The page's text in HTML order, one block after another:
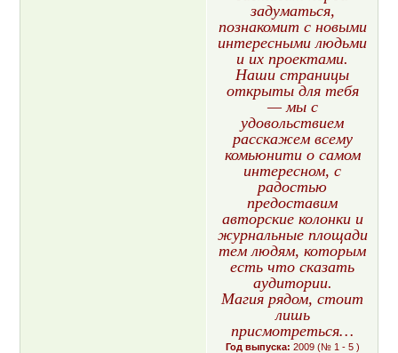
задуматься,
познакомит с новыми
интересными людьми
и их проектами.
Наши страницы
открыты для тебя
— мы с
удовольствием
расскажем всему
комьюнити о самом
интересном, с
радостью
предоставим
авторские колонки и
журнальные площади
тем людям, которым
есть что сказать
аудитории.
Магия рядом, стоит
лишь
присмотреться…
Год выпуска: 2009 (№ 1 - 5 )